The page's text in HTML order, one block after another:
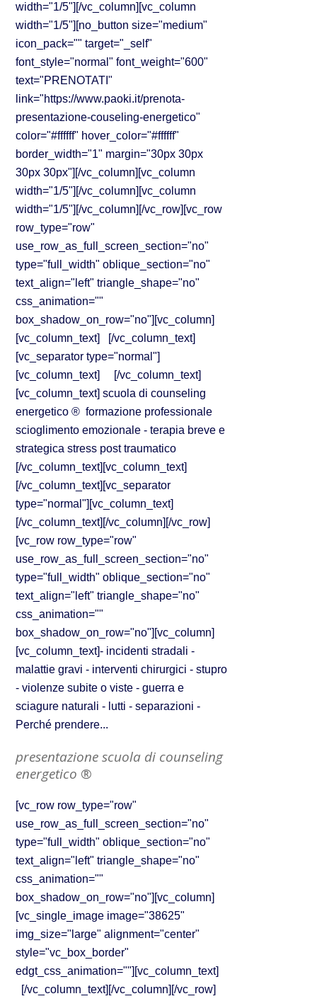
width="1/5"][/vc_column][vc_column
width="1/5"][no_button size="medium"
icon_pack="" target="_self"
font_style="normal" font_weight="600"
text="PRENOTATI"
link="https://www.paoki.it/prenota-
presentazione-couseling-energetico"
color="#ffffff" hover_color="#ffffff"
border_width="1" margin="30px 30px
30px 30px"][/vc_column][vc_column
width="1/5"][/vc_column][vc_column
width="1/5"][/vc_column][/vc_row][vc_row
row_type="row"
use_row_as_full_screen_section="no"
type="full_width" oblique_section="no"
text_align="left" triangle_shape="no"
css_animation=""
box_shadow_on_row="no"][vc_column]
[vc_column_text] [/vc_column_text]
[vc_separator type="normal"]
[vc_column_text] [/vc_column_text]
[vc_column_text] scuola di counseling
energetico ® formazione professionale
scioglimento emozionale - terapia breve e
strategica stress post traumatico
[/vc_column_text][vc_column_text]
[/vc_column_text][vc_separator
type="normal"][vc_column_text]
[/vc_column_text][/vc_column][/vc_row]
[vc_row row_type="row"
use_row_as_full_screen_section="no"
type="full_width" oblique_section="no"
text_align="left" triangle_shape="no"
css_animation=""
box_shadow_on_row="no"][vc_column]
[vc_column_text]- incidenti stradali -
malattie gravi - interventi chirurgici - stupro
- violenze subite o viste - guerra e
sciagure naturali - lutti - separazioni -
Perché prendere...
presentazione scuola di counseling
energetico ®
[vc_row row_type="row"
use_row_as_full_screen_section="no"
type="full_width" oblique_section="no"
text_align="left" triangle_shape="no"
css_animation=""
box_shadow_on_row="no"][vc_column]
[vc_single_image image="38625"
img_size="large" alignment="center"
style="vc_box_border"
edgt_css_animation=""][vc_column_text]
[/vc_column_text][/vc_column][/vc_row]